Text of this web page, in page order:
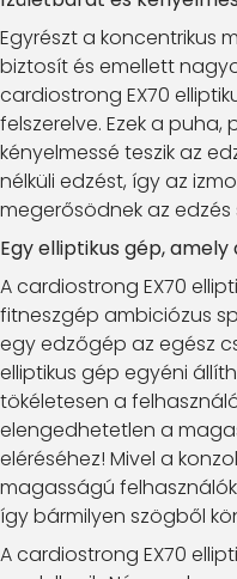
Egyrészt a koncentrikus
biztosít és emellett
cardiostrong EX70
felszerelve. Ezek a
kényelmessé teszik az
nélküli edzést, így az
megerősödnek az edzés
Egy elliptikus gép,
A cardiostrong EX70
fitneszgép ambiciózus
egy edzőgép az egész
elliptikus gép egyéni
tökéletesen a
elengedhetetlen a
eléréséhez! Mivel a
magasságú
így bármilyen szögből
A cardiostrong EX70